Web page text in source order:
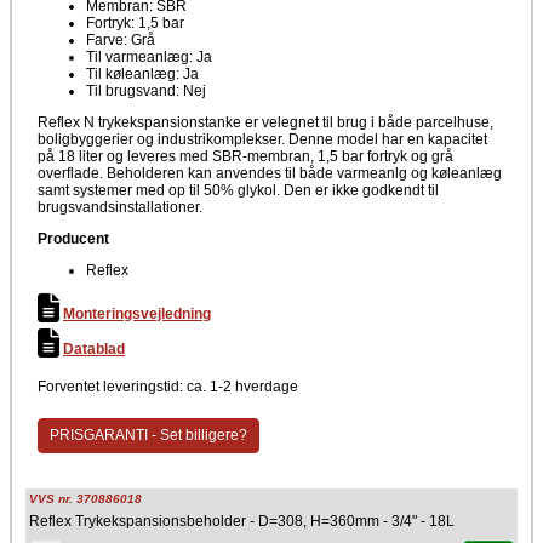
Membran: SBR
Fortryk: 1,5 bar
Farve: Grå
Til varmeanlæg: Ja
Til køleanlæg: Ja
Til brugsvand: Nej
Reflex N trykekspansionstanke er velegnet til brug i både parcelhuse,
boligbyggerier og industrikomplekser. Denne model har en kapacitet
på 18 liter og leveres med SBR-membran, 1,5 bar fortryk og grå
overflade. Beholderen kan anvendes til både varmeanlg og køleanlæg
samt systemer med op til 50% glykol. Den er ikke godkendt til
brugsvandsinstallationer.
Producent
Reflex
Monteringsvejledning
Datablad
Forventet leveringstid: ca. 1-2 hverdage
PRISGARANTI - Set billigere?
VVS nr. 370886018
Reflex Trykekspansionsbeholder - D=308, H=360mm - 3/4" - 18L